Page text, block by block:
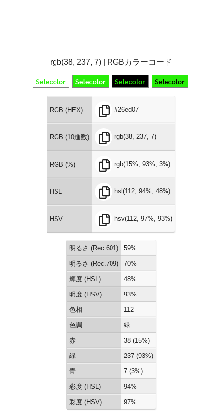
rgb(38, 237, 7) | RGBカラーコード
RGB (HEX) #26ed07
RGB (10進数) rgb(38, 237, 7)
RGB (%) rgb(15%, 93%, 3%)
HSL hsl(112, 94%, 48%)
HSV hsv(112, 97%, 93%)
明るさ (Rec.601) 59%
明るさ (Rec.709) 70%
輝度 (HSL) 48%
明度 (HSV) 93%
色相 112
色調 緑
赤 38 (15%)
緑 237 (93%)
青 7 (3%)
彩度 (HSL) 94%
彩度 (HSV) 97%